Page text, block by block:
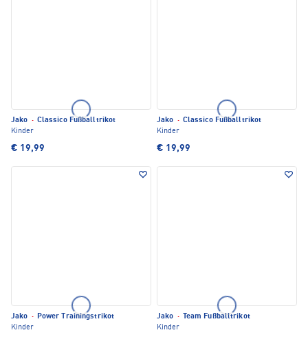
Jako · Classico Fußballtrikot
Kinder
€ 19,99
Jako · Classico Fußballtrikot
Kinder
€ 19,99
Jako · Power Trainingstrikot
Kinder
Jako ·
Team Fußballtrikot
Kinder